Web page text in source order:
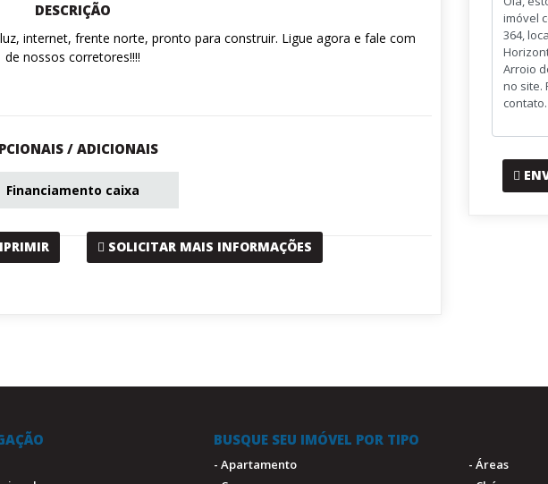
DESCRIÇÃO
internet, frente norte, pronto para construir. Ligue agora e fale com
de nossos corretores!!!!
/ ADICIONAIS
Financiamento caixa
SOLICITAR MAIS INFORMAÇÕES
BUSQUE SEU IMÓVEL POR TIPO
- Apartamento
- Áreas